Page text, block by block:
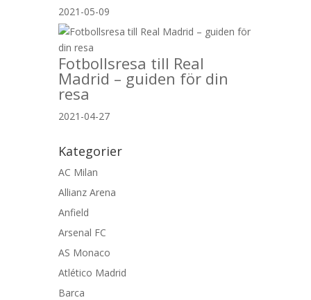
2021-05-09
Fotbollsresa till Real
Madrid – guiden för din
resa
2021-04-27
Kategorier
AC Milan
Allianz Arena
Anfield
Arsenal FC
AS Monaco
Atlético Madrid
Barca